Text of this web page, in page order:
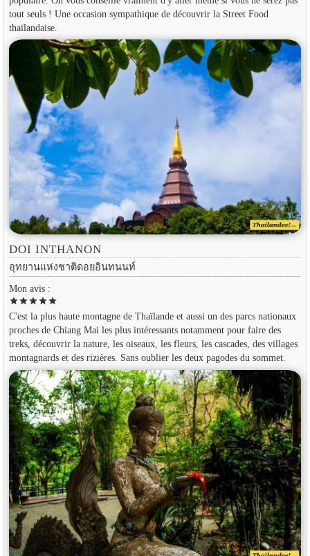
tout seuls ! Une occasion sympathique de découvrir la Street Food
thaïlandaise.
DOI INTHANON
อุทยานแห่งชาติดอยอินทนนท์
Mon avis :
starstarstarstarstar
C'est la plus haute montagne de Thaïlande et aussi un des parcs nationaux
proches de Chiang Mai les plus intéressants notamment pour faire des
treks, découvrir la nature, les oiseaux, les fleurs, les cascades, des villages
montagnards et des rizières. Sans oublier les deux pagodes du sommet.